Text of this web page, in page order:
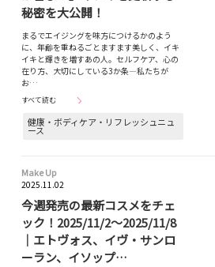
秘密を大公開！
まるでエイジングを味方につけるかのよう
に、年齢を重ねるごとますます美しく、イキ
イキと輝きを増すあの人。セルフケア、心の
在り方、大切にしている3か条—私たちが
お…
すべて読む
健康・ボディケア・リフレッシュニュ
ース
Make Up
2025.11.02
今週発売の最新コスメをチェ
ック！2025/11/2～2025/11/8
｜エトヴォス、イヴ・サンロ
ーラン、イソップ…